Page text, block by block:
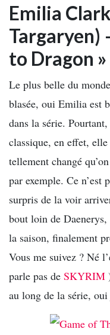
Emilia
Targaryen)
to Dragon »
Le plus belle du
blasée, oui Emilia est
dans la série.
classique, en effet,
tellement changé
par exemple. Ce n’est
surpris de la voir
bout loin de
la saison, finalement
Vous me suivez ? Né
parle pas de SKYRIM
au long de la série,